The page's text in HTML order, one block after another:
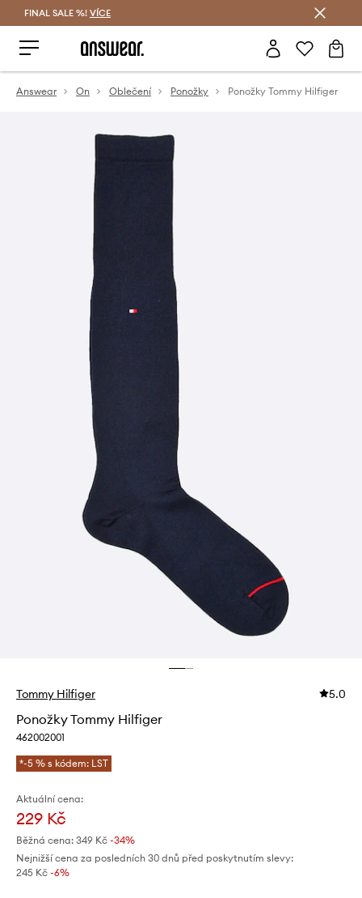
FINAL SALE %! VÍCE
Answear On Oblečení Ponožky Ponožky Tommy Hilfiger
Tommy Hilfiger 5.0
Ponožky Tommy Hilfiger
462002001
*-5 % s kódem: LST
Aktuální cena:
229 Kč
Běžná cena: 349 Kč -34%
Nejnižší cena za posledních 30 dnů před poskytnutím slevy:
245 Kč -6%